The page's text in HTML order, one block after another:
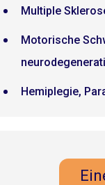
Multiple
Motorische
Hemiplegie,